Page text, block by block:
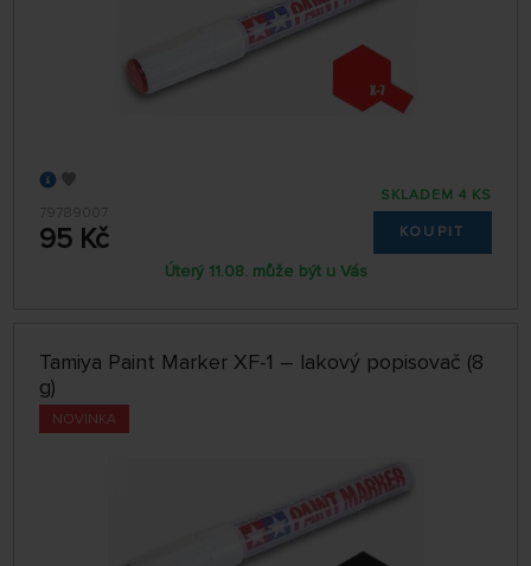
79789007
95 Kč
SKLADEM 4 KS
KOUPIT
Úterý 11.08. může být u Vás
Tamiya Paint Marker XF-1 – lakový popisovač (8
g)
NOVINKA